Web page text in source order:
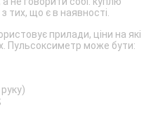
тих, що є в наявності.
прилади, ціни на які
Пульсоксиметр може бути: